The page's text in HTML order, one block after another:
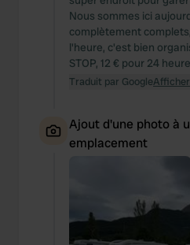
Nous sommes ici
complètement
l'heure, c'est bien
STOP, 12 € pour 24
Traduit par Google
Ajout d'une photo à
emplacement